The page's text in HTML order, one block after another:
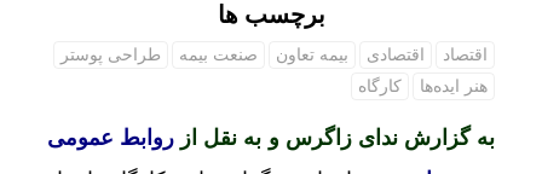
برچسب ها
اقتصاد اقتصادی بیمه تعاون صنعت بیمه
طراحی پوستر
هنر ایده‌ها
کارگاه
به گزارش ندای زاگرس و به نقل از روابط عمومی